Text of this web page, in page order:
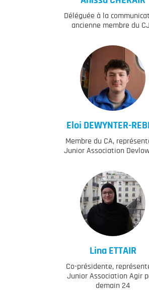
Déléguée à la
ancienne membre du
Eloi DEWYNTER-
Membre du CA,
Junior Association
Lina ETTAIR
Co-présidente,
Junior Association Agir
demain 24